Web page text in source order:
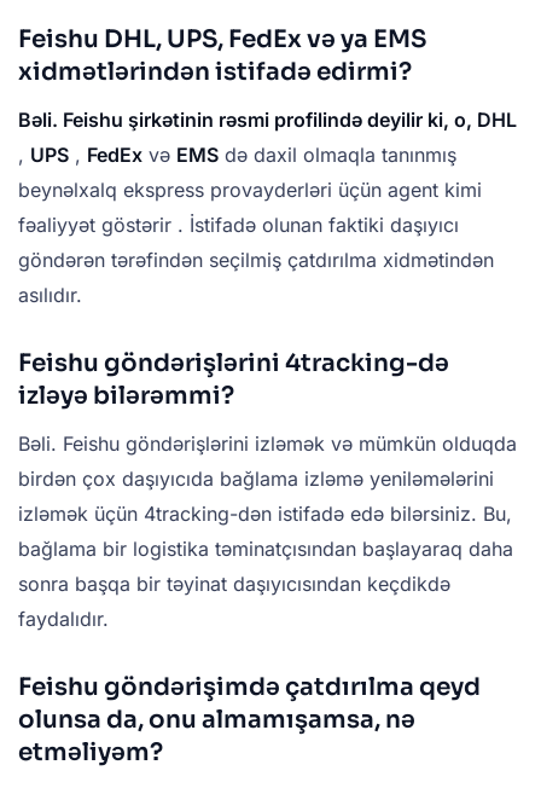
Feishu DHL, UPS, FedEx və ya EMS
xidmətlərindən istifadə edirmi?
Bəli. Feishu şirkətinin rəsmi profilində deyilir ki, o, DHL
, UPS , FedEx və EMS də daxil olmaqla tanınmış
beynəlxalq ekspress provayderləri üçün agent kimi
fəaliyyət göstərir . İstifadə olunan faktiki daşıyıcı
göndərən tərəfindən seçilmiş çatdırılma xidmətindən
asılıdır.
Feishu göndərişlərini 4tracking-də
izləyə bilərəmmi?
Bəli. Feishu göndərişlərini izləmək və mümkün olduqda
birdən çox daşıyıcıda bağlama izləmə yeniləmələrini
izləmək üçün 4tracking-dən istifadə edə bilərsiniz. Bu,
bağlama bir logistika təminatçısından başlayaraq daha
sonra başqa bir təyinat daşıyıcısından keçdikdə
faydalıdır.
Feishu göndərişimdə çatdırılma qeyd
olunsa da, onu almamışamsa, nə
etməliyəm?